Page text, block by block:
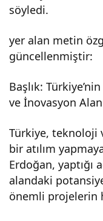
söyledi.
yer alan metin
güncellenmiştir:
Başlık:
ve İnovasyon
Türkiye, teknoloji
bir atılım
Erdoğan, yaptığı
alandaki
önemli projelerin